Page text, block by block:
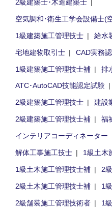
空気調和･衛生工学会設備士(
1級建築施工管理技士
給水
宅地建物取引士
CAD実務
1級建築施工管理技士補
排
ATC･AutoCAD技能認定試験
2級建築施工管理技士
建設
2級建築施工管理技士補
福
インテリアコーディネーター
解体工事施工技士
1級土木
1級土木施工管理技士補
2
2級土木施工管理技士補
1
2級舗装施工管理技術者
1